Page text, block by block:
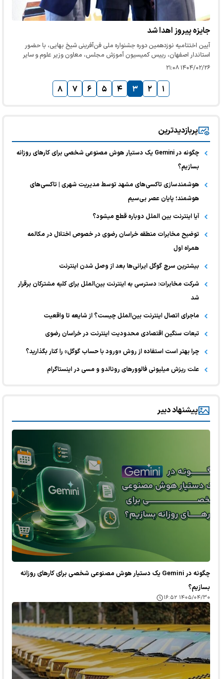
جایزه پیروز اهدا شد
آیین اختتامیه نوزدهمین دوره جشنواره ملی فن‌آفرینی شیخ بهایی، با حضور
استاندار اصفهان، رییس کمیسیون آموزش مجلس، معاون وزیر علوم و‌ سایر
مسئولان کشوری و استانی عصر پنج‌شنبه (۲۵ اردیبهشت ۱۴۰۴) در هتل…
۱۴۰۴/۰۲/۲۶ ۲۱:۰۸
۱ ۲ ۳ ۴ ۵ ۶ ۷ ۸
پربازدیدترین
چگونه در Gemini یک دستیار هوش مصنوعی شخصی برای کارهای روزانه
بسازیم؟
هوشمندسازی تاکسی‌های مشهد توسط مدیریت شهری | تاکسی‌های
هوشمند؛ پایان عصر بی‌سیم
آیا اینترنت بین الملل دوباره قطع میشود؟
توضیح مخابرات منطقه خراسان رضوی در خصوص اختلال در مکالمه
همراه اول
بیشترین سرچ گوگل ایرانی‌ها بعد از وصل شدن اینترنت
شرکت مخابرات: دسترسی به اینترنت بین‌الملل برای کلیه مشترکان برقرار
شد
ماجرای اتصال اینترنت بین‌الملل چیست؟ از شایعه تا واقعیت
تبعات سنگین اقتصادی محدودیت اینترنت در خراسان رضوی
چرا بهتر است استفاده از روش «ورود با حساب گوگل» را کنار بگذارید؟
علت ریزش میلیونی فالوورهای رونالدو و مسی در اینستاگرام
پیشنهاد دبیر
چگونه در Gemini یک دستیار هوش مصنوعی شخصی برای کارهای روزانه
بسازیم؟
۱۴۰۵/۰۴/۳۰ ۱۶:۵۲